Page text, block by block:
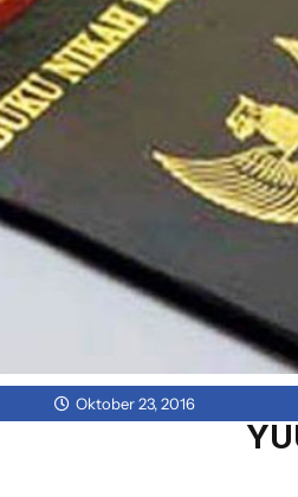
Oktober 23, 2016